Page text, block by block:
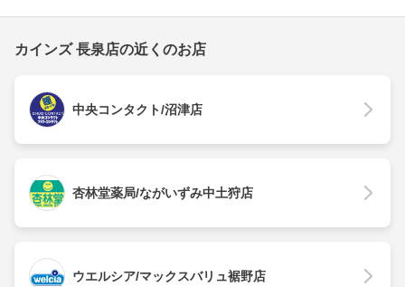
カインズ 長泉店の近くのお店
中央コンタクト/沼津店
杏林堂薬局/ながいずみ中土狩店
ウエルシア/マックスバリュ裾野店